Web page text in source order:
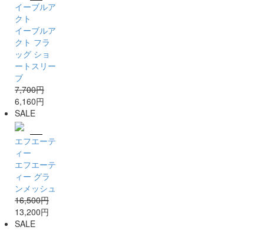
イーブルア
クト
イーブルア
クト フラ
ッグ ショ
ートスリー
ブ
7,700円
6,160円
SALE
エフエーテ
ィー
エフエーテ
ィー グラ
ンメッシュ
16,500円
13,200円
SALE